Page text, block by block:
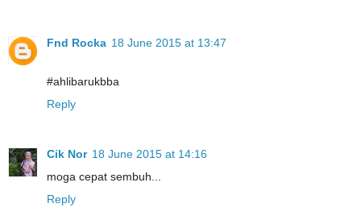
Fnd Rocka 18 June 2015 at 13:47
#ahlibarukbba
Reply
Cik Nor 18 June 2015 at 14:16
moga cepat sembuh...
Reply